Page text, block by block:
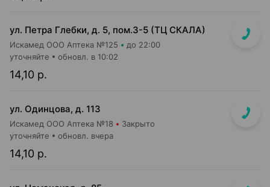
ул. Петра Глебки, д. 5, пом.3-5 (ТЦ СКАЛА)
Искамед ООО Аптека №125 до 22:00
14,10 р.
уточняйте обновл. в 10:02
ул. Одинцова, д. 113
Искамед ООО Аптека №18 Закрыто
14,10 р.
уточняйте обновл. вчера